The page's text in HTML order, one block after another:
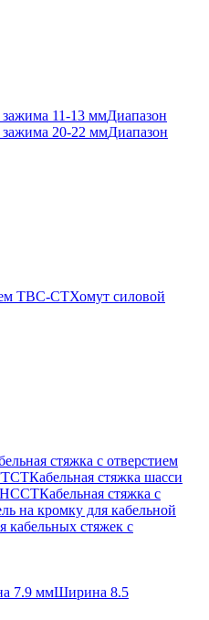
зажима 11-13 ммДиапазон
зажима 20-22 ммДиапазон
TBC-CTХомут силовой
стяжка с отверстием
Кабельная стяжка шасси
Кабельная стяжка с
на кромку для кабельной
кабельных стяжек с
7.9 ммШирина 8.5